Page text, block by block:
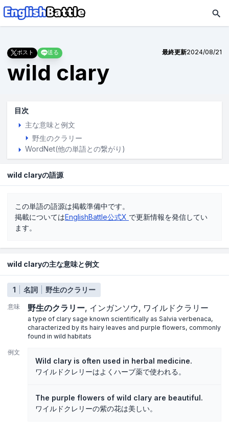
ポスト 送る 最終更新2024/08/21
wild clary
目次
主な意味と例文
野生のクラリー
WordNet(他の単語との繋がり)
wild claryの語源
この単語の語源は掲載準備中です。
掲載についてはEnglishBattle公式X で更新情報を発信してい
ます。
wild claryの主な意味と例文
1 名詞 野生のクラリー
意味 野生のクラリー インガンソウ ワイルドクラリー
a type of clary sage known scientifically as Salvia verbenaca,
characterized by its hairy leaves and purple flowers, commonly
found in wild habitats
例文
Wild clary is often used in herbal medicine.
ワイルドクレリーはよくハーブ薬で使われる。
The purple flowers of wild clary are beautiful.
ワイルドクレリーの紫の花は美しい。